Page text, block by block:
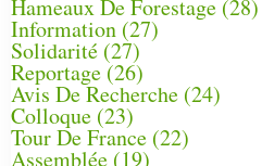
Hameaux De Forestage (28)
Information (27)
Solidarité (27)
Reportage(26)
Avis De Recherche (24)
Colloque (23)
Tour De France (22)
Assemblée (19)